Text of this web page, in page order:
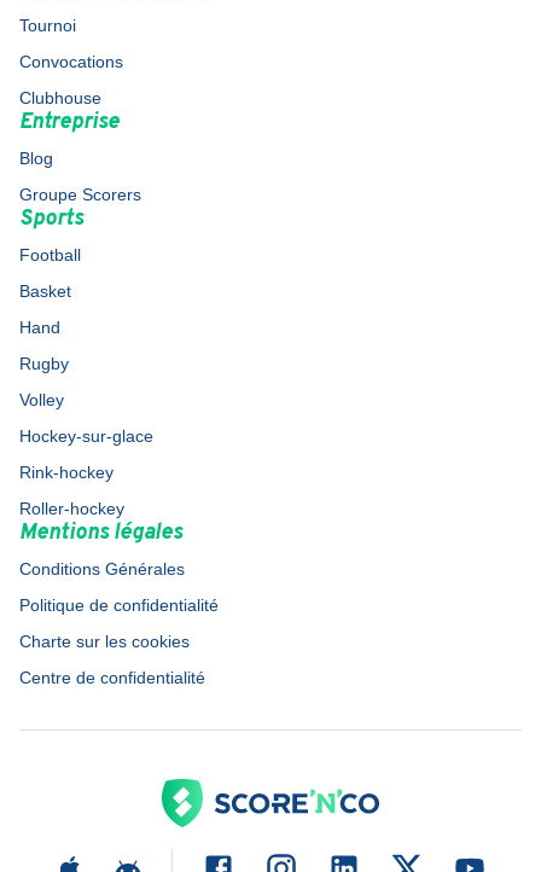
Tournoi
Convocations
Clubhouse
Entreprise
Blog
Groupe Scorers
Sports
Football
Basket
Hand
Rugby
Volley
Hockey-sur-glace
Rink-hockey
Roller-hockey
Mentions légales
Conditions Générales
Politique de confidentialité
Charte sur les cookies
Centre de confidentialité